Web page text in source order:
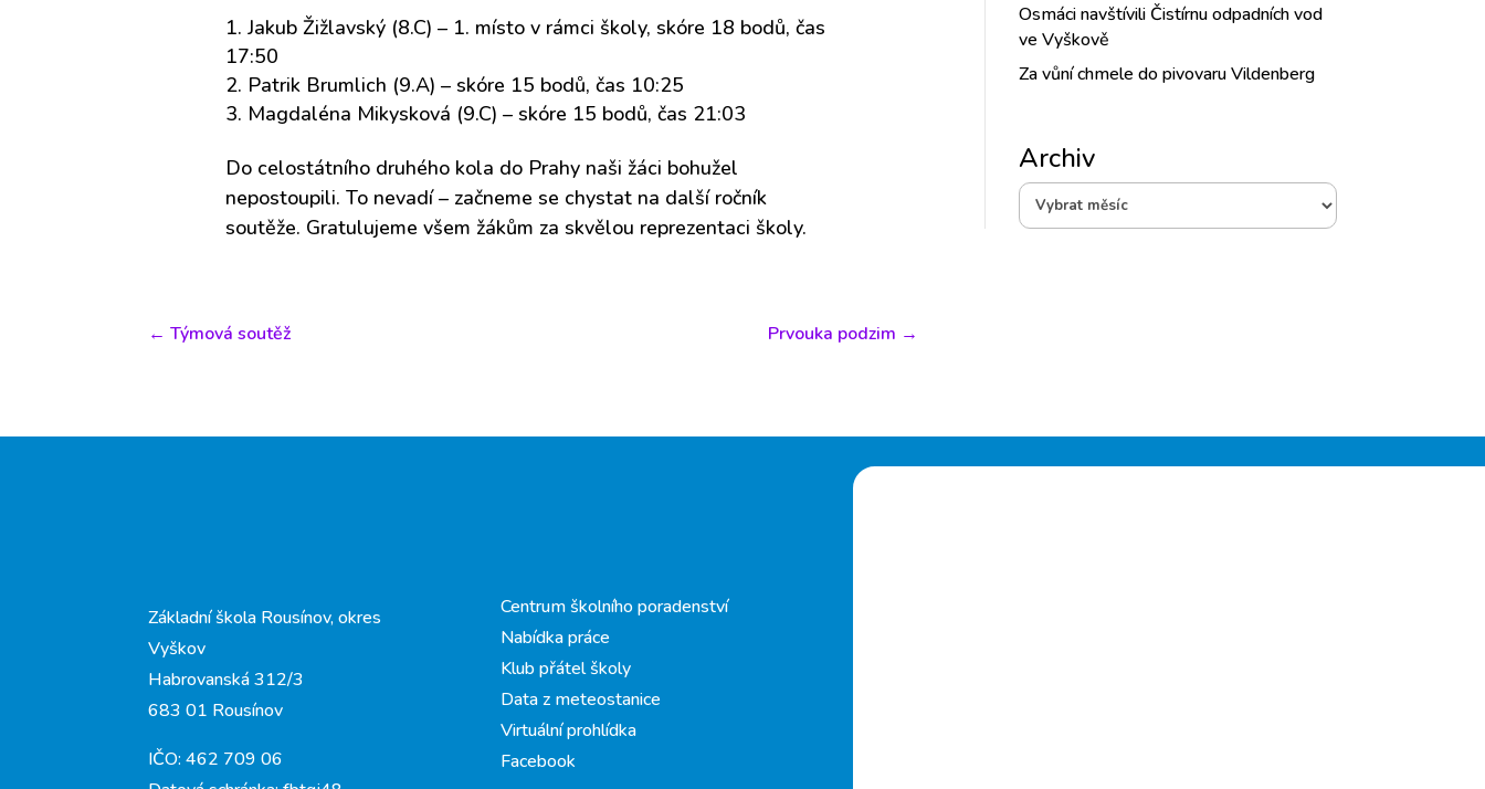
Jakub Žižlavský (8.C) – 1. místo v rámci školy, skóre 18 bodů, čas
17:50
Patrik Brumlich (9.A) – skóre 15 bodů, čas 10:25
Magdaléna Mikysková (9.C) – skóre 15 bodů, čas 21:03
Do celostátního druhého kola do Prahy naši žáci bohužel
nepostoupili. To nevadí – začneme se chystat na další ročník
soutěže. Gratulujeme všem žákům za skvělou reprezentaci školy.
←Týmová soutěž Prvouka podzim →
Osmáci navštívili Čistírnu odpadních vod
ve Vyškově
Za vůní chmele do pivovaru Vildenberg
ArchivArchiv
Základní škola Rousínov, okres
Vyškov
Habrovanská 312/3
683 01 Rousínov
IČO: 462 709 06
Centrum školního poradenství
Nabídka práce
Klub přátel školy
Data z meteostanice
Virtuální prohlídka
Facebook